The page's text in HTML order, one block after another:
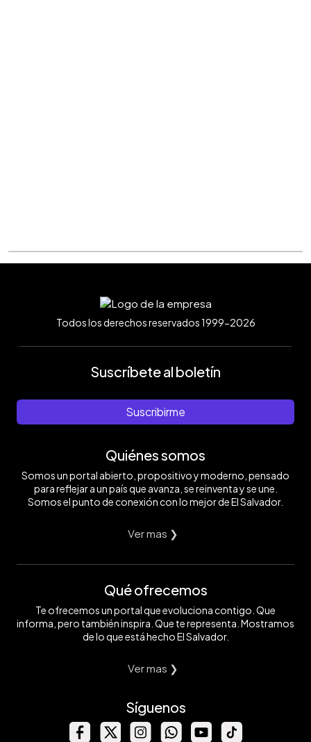
Todos los derechos reservados 1999-2026
Suscríbete al boletín
Suscribirme
Quiénes somos
Somos un portal abierto, propositivo y moderno, pensado
para reflejar a un país que avanza, se reinventa y se une.
Somos el punto de conexión con lo mejor de El Salvador.
Ver mas ❯
Qué ofrecemos
Te ofrecemos un portal que evoluciona contigo. Que
informa, pero también inspira. Que te representa. Mostramos
de lo que está hecho El Salvador.
Ver mas ❯
Síguenos